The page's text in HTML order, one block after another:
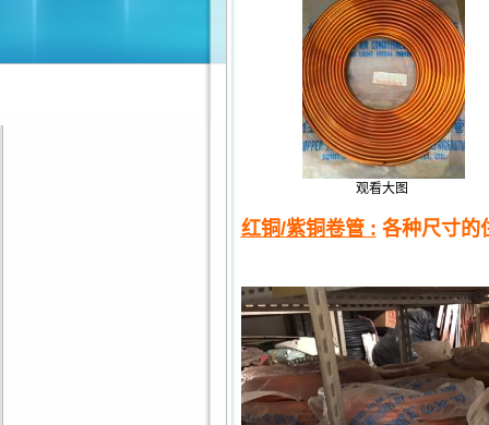
观看大图
红铜/紫铜卷管 : 各种尺寸的